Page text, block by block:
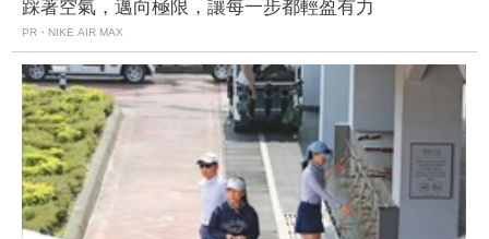
踩著空氣，邁向極限，讓每一步都輕盈有力
PR・NIKE AIR MAX